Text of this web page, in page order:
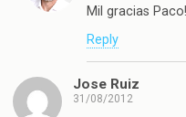
Mil gracias Paco!
Reply
Jose Ruiz
31/08/2012